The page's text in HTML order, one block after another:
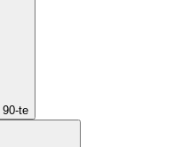
te